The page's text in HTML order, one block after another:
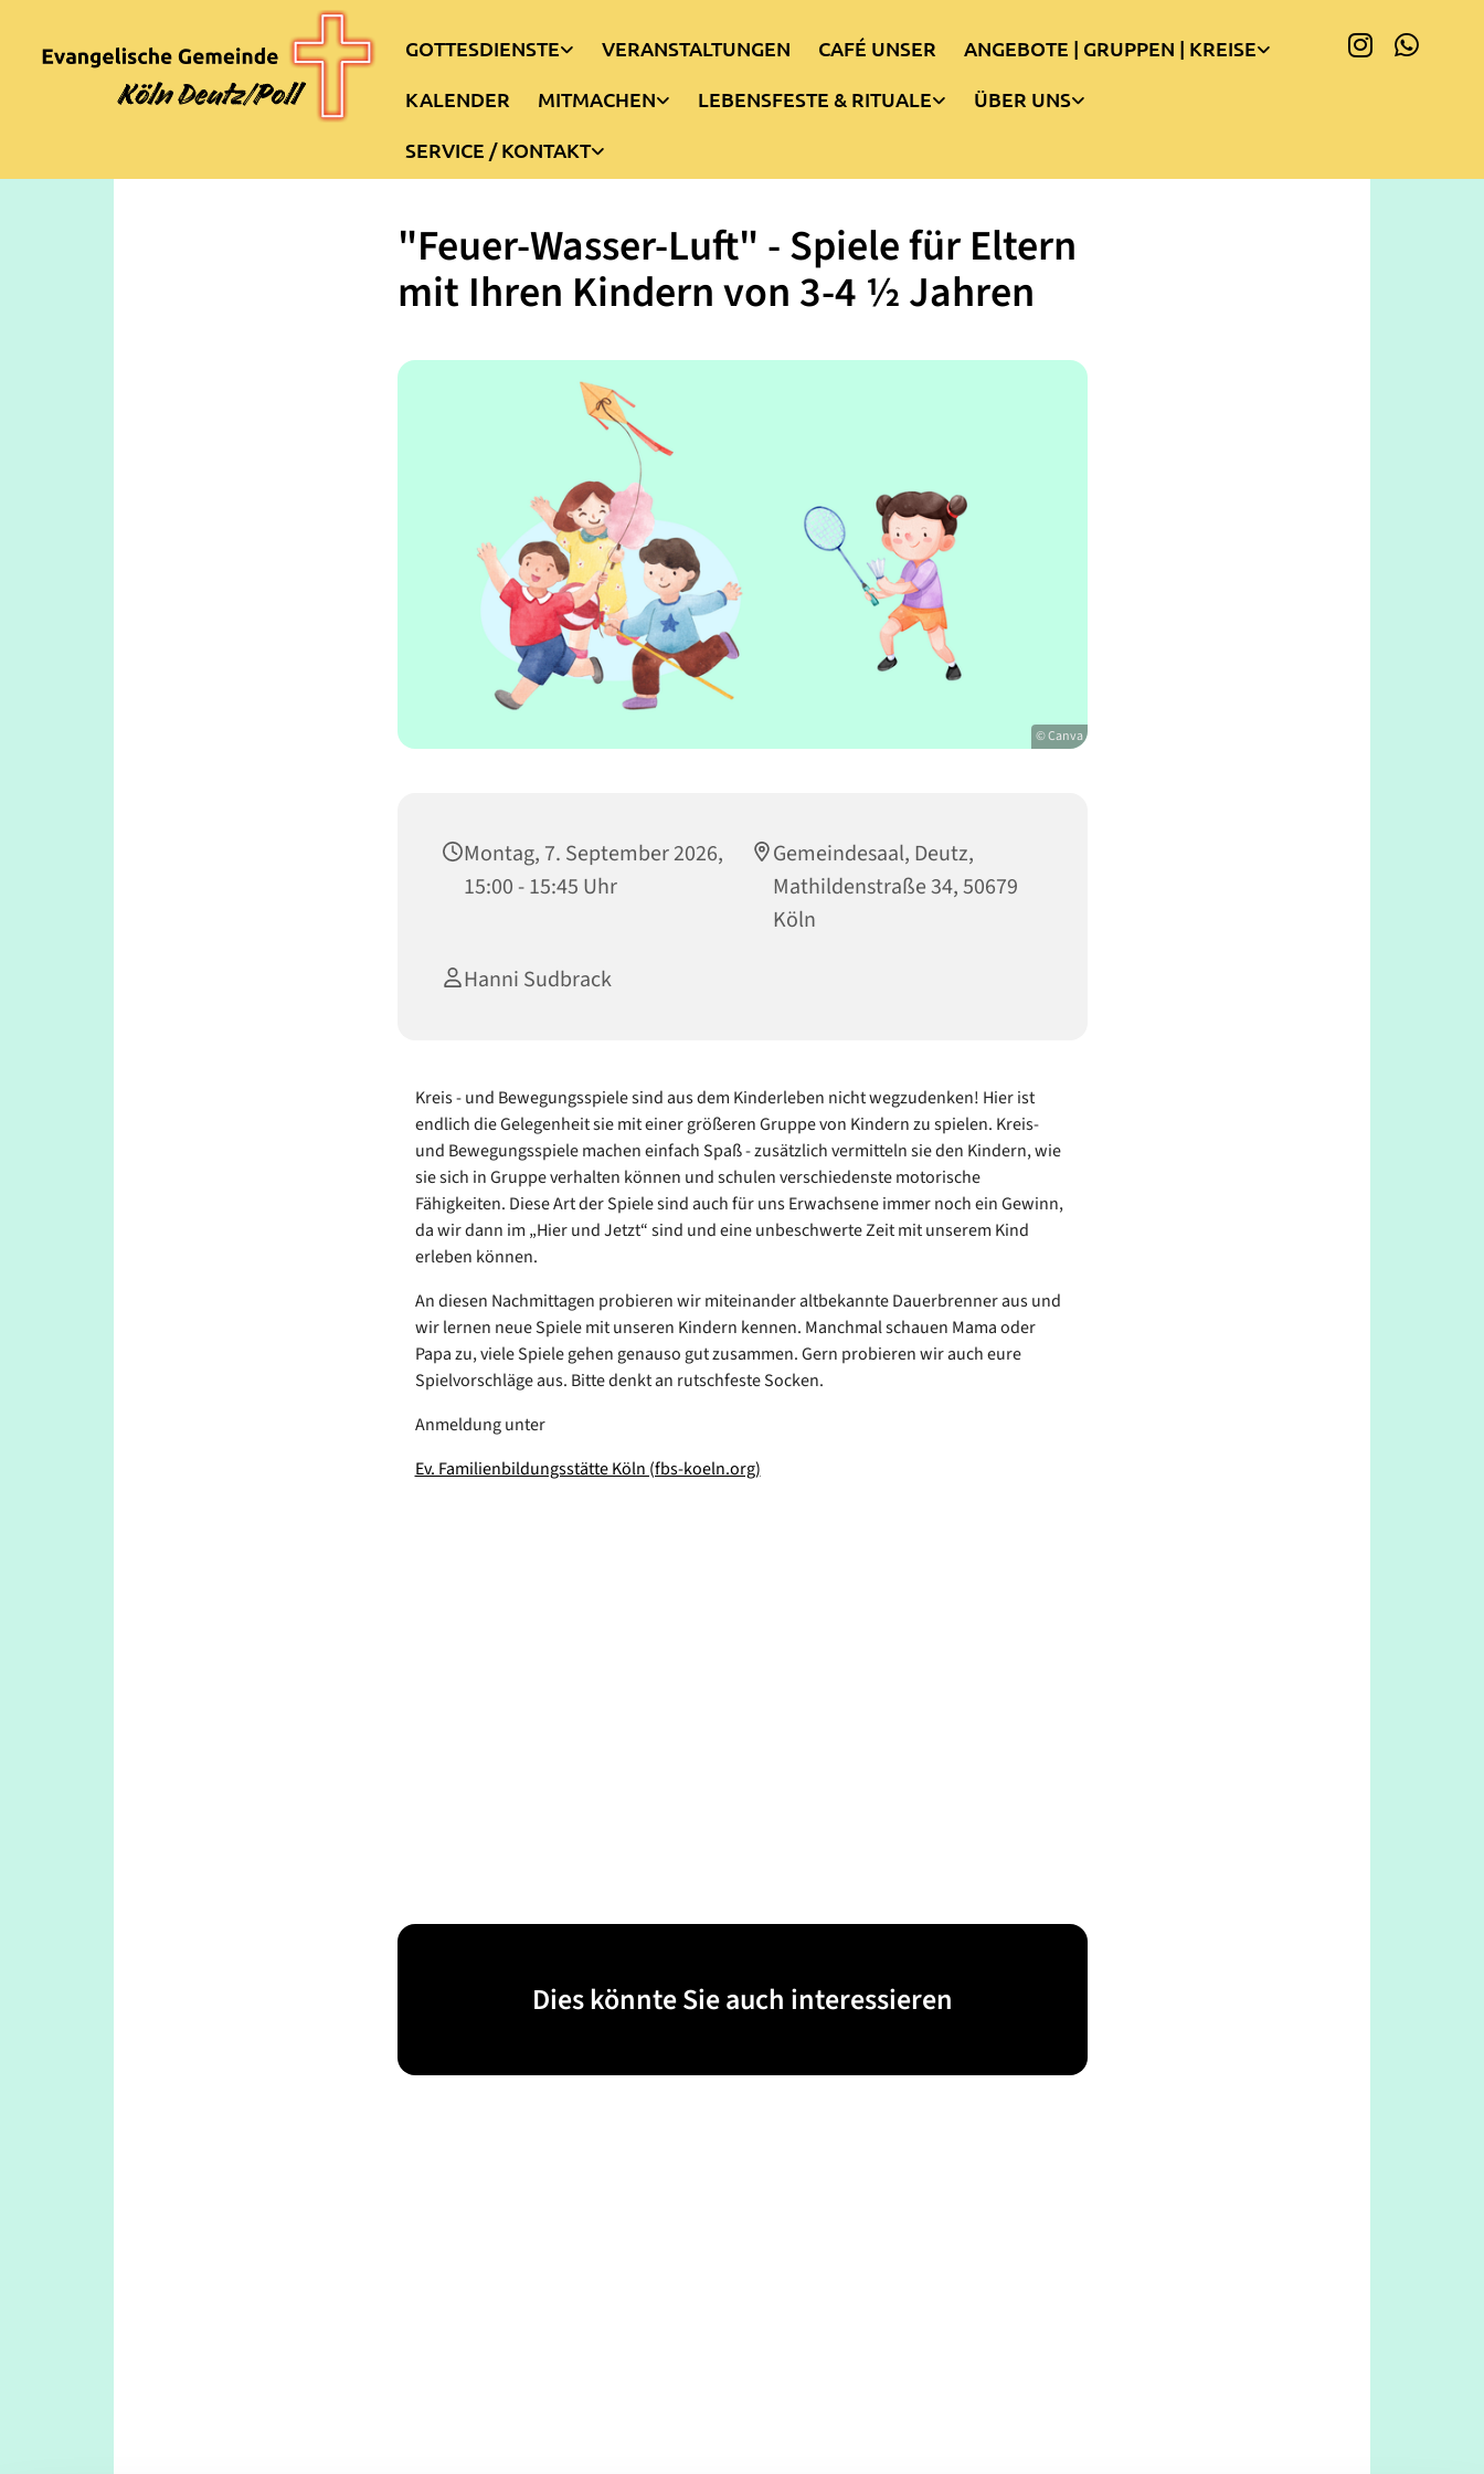
GOTTESDIENSTE VERANSTALTUNGEN CAFÉ UNSER
ANGEBOTE | GRUPPEN | KREISE
KALENDER
MITMACHEN LEBENSFESTE & RITUALE
ÜBER UNS
SERVICE / KONTAKT
"Feuer-Wasser-Luft" - Spiele für Eltern
mit Ihren Kindern von 3-4 ½ Jahren
© Canva
Montag, 7. September 2026,
15:00 - 15:45 Uhr
Gemeindesaal, Deutz,
Mathildenstraße 34, 50679
Köln
Hanni Sudbrack
Kreis - und Bewegungsspiele sind aus dem Kinderleben nicht wegzudenken! Hier ist
endlich die Gelegenheit sie mit einer größeren Gruppe von Kindern zu spielen. Kreis-
und Bewegungsspiele machen einfach Spaß - zusätzlich vermitteln sie den Kindern, wie
sie sich in Gruppe verhalten können und schulen verschiedenste motorische
Fähigkeiten. Diese Art der Spiele sind auch für uns Erwachsene immer noch ein Gewinn,
da wir dann im „Hier und Jetzt“ sind und eine unbeschwerte Zeit mit unserem Kind
erleben können.
An diesen Nachmittagen probieren wir miteinander altbekannte Dauerbrenner aus und
wir lernen neue Spiele mit unseren Kindern kennen. Manchmal schauen Mama oder
Papa zu, viele Spiele gehen genauso gut zusammen. Gern probieren wir auch eure
Spielvorschläge aus. Bitte denkt an rutschfeste Socken.
Anmeldung unter
Ev. Familienbildungsstätte Köln (fbs-koeln.org)
Dies könnte Sie auch interessieren